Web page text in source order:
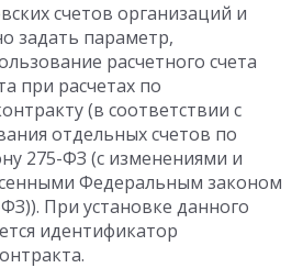
счетов организаций и
задать параметр,
расчетного счета
при расчетах по
(в соответствии с
отдельных счетов по
275-ФЗ (с изменениями и
Федеральным законом
При установке данного
идентификатор